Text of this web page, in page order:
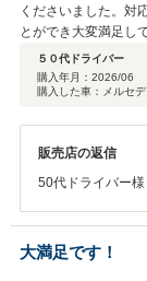
くださいました。対
とができ大変満足し
５０代ドライバー
購入年月： 2026/06
購入した車：メルセ
販売店の返信
50代ドライバー
様のカーライフ
いただきます。
げます。営業担
大満足です！